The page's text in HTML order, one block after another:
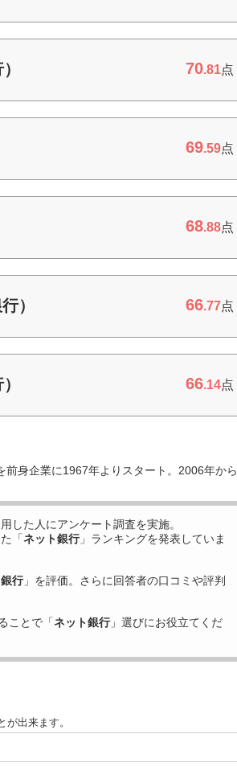
70.81点
69.59点
68.88点
） 66.77点
66.14点
身企業に1967年よりスタート。2006年から
した 人にアンケート調査を実施。
「ネット銀行」ランキングを発表していま
行」を評価。さらに回答者の口コミや評判
ことで「ネット銀行」選びにお役立てくだ
出来ます。